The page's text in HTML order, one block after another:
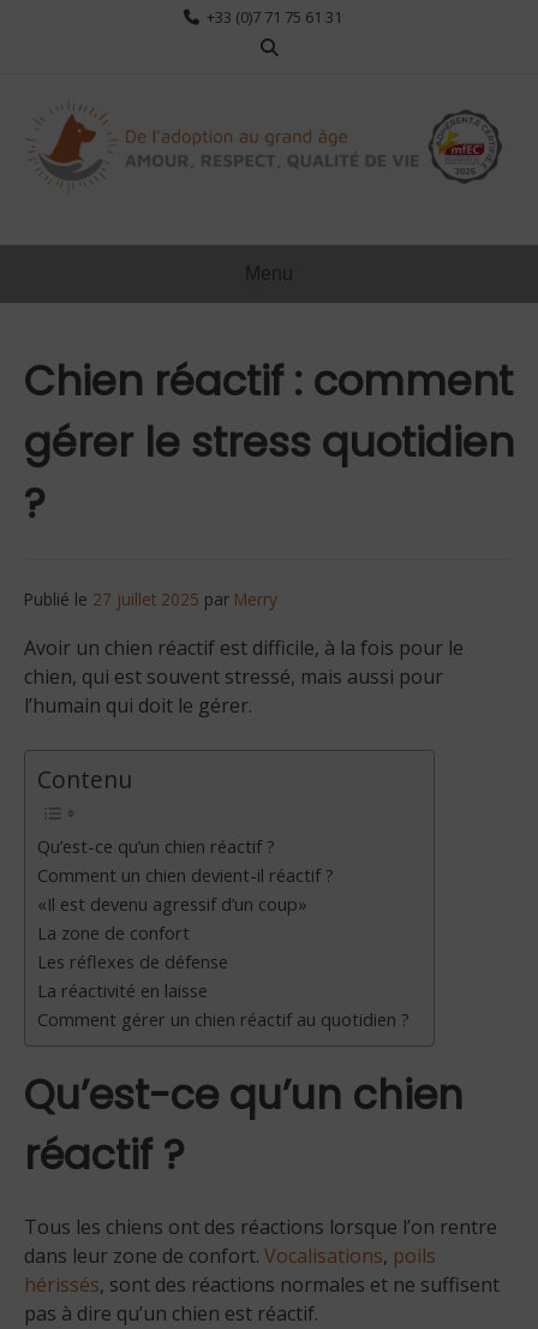
+33 (0)7 71 75 61 31
Menu
Chien réactif : comment
gérer le stress quotidien
?
Publié le 27 juillet 2025 par Merry
Avoir un chien réactif est difficile, à la fois pour le
chien, qui est souvent stressé, mais aussi pour
l’humain qui doit le gérer.
Contenu
Qu’est-ce qu’un chien réactif ?
Comment un chien devient-il réactif ?
«Il est devenu agressif d’un coup»
La zone de confort
Les réflexes de défense
La réactivité en laisse
Comment gérer un chien réactif au quotidien ?
Qu’est-ce qu’un chien
réactif ?
Tous les chiens ont des réactions lorsque l’on rentre
dans leur zone de confort. Vocalisations, poils
hérissés, sont des réactions normales et ne suffisent
pas à dire qu’un chien est réactif.